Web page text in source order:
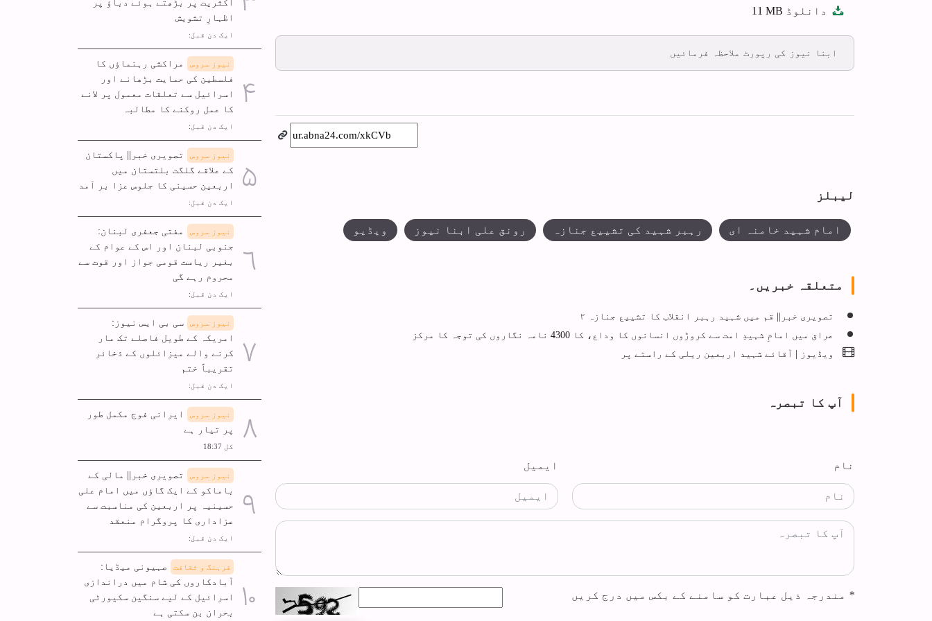
fullscreenدانلوڈ 11 MB
ابنا نیوز کی رپورٹ ملاحظہ فرمائیں
لیبلز
امام شہید خامنہ ای رہبر شہید کی تشییع جنازہ رونق علی ابنا نیوز ویڈیو
متعلقہ خبریں۔
تصویری خبر|| قم میں شہید رہبر انقلاب کا تشییع جنازہ ۲
عراق میں امامِ شہیدِ امت سے کروڑوں انسانوں کا وداع، کا 4300 نامہ نگاروں کی توجہ کا مرکز
ویڈیوز | آقائے شہید اربعین ریلی کے راستے پر
آپ کا تبصرہ
نام ایمیل
* مندرجہ ذیل عبارت کو سامنے کے بکس میں درج کریں
اظہارِ تشویش
ایک دن قبل:
نیوز سروس
مراکشی رہنماؤں کا
فلسطین کی حمایت بڑھانے اور
اسرائیل سے تعلقات معمول پر لانے
کا عمل روکنے کا مطالبہ
ایک دن قبل:
نیوز سروس
تصویری خبر|| پاکستان
کے علاقے گلگت بلتستان میں
اربعین حسینی کا جلوس عزا بر آمد
ایک دن قبل:
نیوز سروس
مفتی جعفری لبنان:
جنوبی لبنان اور اس کے عوام کے
بغیر ریاست قومی جواز اور قوت سے
محروم رہے گی
ایک دن قبل:
نیوز سروس
سی بی ایس نیوز:
امریکہ کے طویل فاصلے تک مار
کرنے والے میزائلوں کے ذخائر
تقریباً ختم
ایک دن قبل:
نیوز سروس
ایرانی فوج مکمل طور
پر تیار ہے
کل 18:37
نیوز سروس
تصویری خبر|| مالی کے
باماکو کے ایک گاؤں میں امام علی
حسینیہ پر اربعین کی مناسبت سے
عزاداری کا پروگرام منعقد
ایک دن قبل:
فرہنگ و ثقافت
صہیونی میڈیا:
آبادکاروں کی شام میں دراندازی
اسرائیل کے لیے سنگین سکیورٹی
بحران بن سکتی ہے